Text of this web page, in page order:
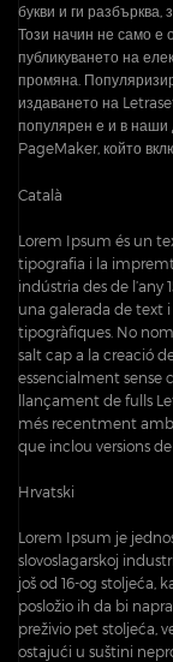
букви и ги
Този начин не само е
публикуването на
промяна.
издаването на
популярен е и в наши
PageMaker, който
Català
Lorem Ipsum és un
tipografia i la
indústria des de l’any
una galerada de text
tipogràfiques. No
salt cap a la creació
essencialment sense
llançament de fulls
més recentment
que inclou versions
Hrvatski
Lorem Ipsum je
slovoslagarskoj
još od 16-og stoljeća,
posložio ih da bi
preživio pet stoljeća,
ostajući u suštini